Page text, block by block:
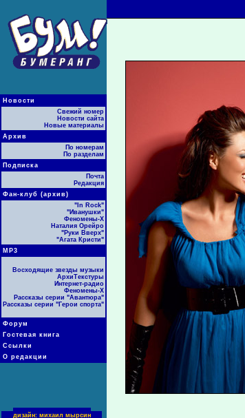
Новости
Свежий номер
Новости сайта
Новые материалы
Архив
По номерам
По разделам
Подписка
Почта
Редакция
Фан-клуб (архив)
"In Rock"
"Иванушки"
Феномены-Х
Наталия Орейро
"Руки Вверх"
"Агата Кристи"
МР3
Восходящие звезды музыки
АрхиТекстуры
Интернет-радио
Феномены-Х
Рассказы серии "Авантюра"
Рассказы серии "Герои спорта"
Форум
Гостевая книга
Ссылки
О редакции
дизайн: михаил мырсин